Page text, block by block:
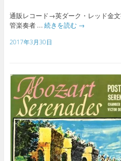
通販レコード→英ダーク・レッド金文
管楽奏者 … 続きを読む →
2017年3月30日